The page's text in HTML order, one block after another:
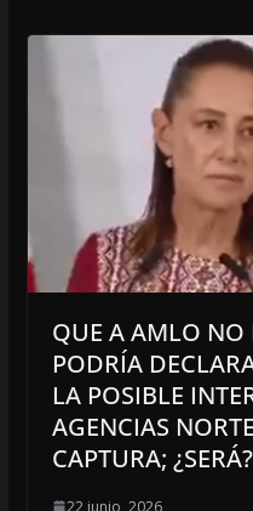
QUE A AMLO NO
PODRÍA
LA POSIBLE
AGENCIAS
CAPTURA; ¿SERÁ?
22 junio, 2026